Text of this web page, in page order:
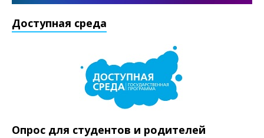
Доступная среда
Опрос для студентов и родителей